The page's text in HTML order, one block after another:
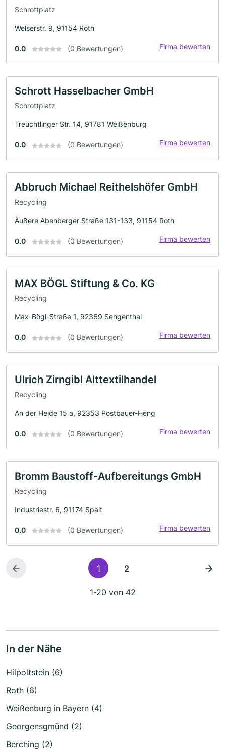
Schrottplatz
Welserstr. 9, 91154 Roth
0.0 (0 Bewertungen) Firma bewerten
Schrott Hasselbacher GmbH
Schrottplatz
Treuchtlinger Str. 14, 91781 Weißenburg
0.0 (0 Bewertungen) Firma bewerten
Abbruch Michael Reithelshöfer GmbH
Recycling
Äußere Abenberger Straße 131-133, 91154 Roth
0.0 (0 Bewertungen) Firma bewerten
MAX BÖGL Stiftung & Co. KG
Recycling
Max-Bögl-Straße 1, 92369 Sengenthal
0.0 (0 Bewertungen) Firma bewerten
Ulrich Zirngibl Alttextilhandel
Recycling
An der Heide 15 a, 92353 Postbauer-Heng
0.0 (0 Bewertungen) Firma bewerten
Bromm Baustoff-Aufbereitungs GmbH
Recycling
Industriestr. 6, 91174 Spalt
0.0 (0 Bewertungen) Firma bewerten
1 2
1-20 von 42
In der Nähe
Hilpoltstein (6)
Roth (6)
Weißenburg in Bayern (4)
Georgensgmünd (2)
Berching (2)